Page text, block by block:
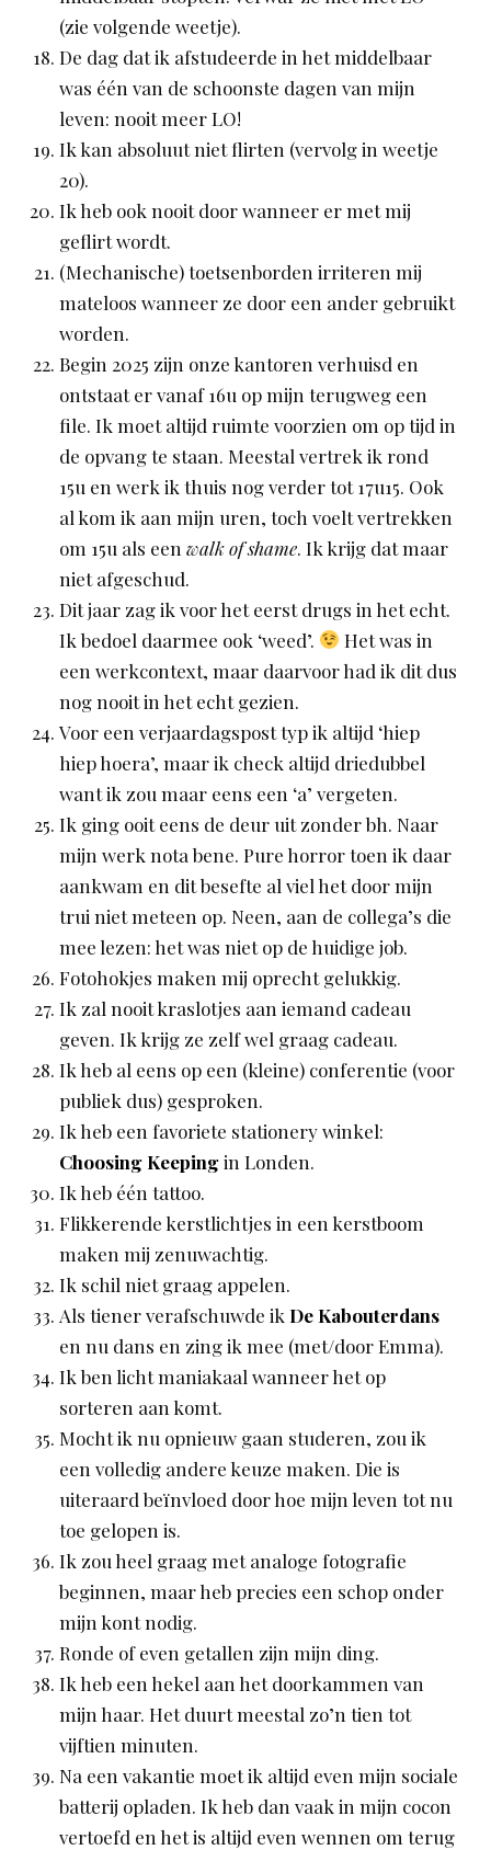
(zie volgende weetje).
De dag dat ik afstudeerde in het middelbaar
was één van de schoonste dagen van mijn
leven: nooit meer LO!
Ik kan absoluut niet flirten (vervolg in weetje
20).
Ik heb ook nooit door wanneer er met mij
geflirt wordt.
(Mechanische) toetsenborden irriteren mij
mateloos wanneer ze door een ander gebruikt
worden.
Begin 2025 zijn onze kantoren verhuisd en
ontstaat er vanaf 16u op mijn terugweg een
file. Ik moet altijd ruimte voorzien om op tijd in
de opvang te staan. Meestal vertrek ik rond
15u en werk ik thuis nog verder tot 17u15. Ook
al kom ik aan mijn uren, toch voelt vertrekken
om 15u als een walk of shame. Ik krijg dat maar
niet afgeschud.
Dit jaar zag ik voor het eerst drugs in het echt.
Ik bedoel daarmee ook ‘weed’.
Het was in
een werkcontext, maar daarvoor had ik dit dus
nog nooit in het echt gezien.
Voor een verjaardagspost typ ik altijd ‘hiep
hiep hoera’, maar ik check altijd driedubbel
want ik zou maar eens een ‘a’ vergeten.
Ik ging ooit eens de deur uit zonder bh. Naar
mijn werk nota bene. Pure horror toen ik daar
aankwam en dit besefte al viel het door mijn
trui niet meteen op. Neen, aan de collega’s die
mee lezen: het was niet op de huidige job.
Fotohokjes maken mij oprecht gelukkig.
Ik zal nooit kraslotjes aan iemand cadeau
geven. Ik krijg ze zelf wel graag cadeau.
Ik heb al eens op een (kleine) conferentie (voor
publiek dus) gesproken.
Ik heb een favoriete stationery winkel:
Choosing Keepingin Londen.
Ik heb één tattoo.
Flikkerende kerstlichtjes in een kerstboom
maken mij zenuwachtig.
Ik schil niet graag appelen.
Als tiener verafschuwde ik De Kabouterdans
en nu dans en zing ik mee (met/door Emma).
Ik ben licht maniakaal wanneer het op
sorteren aan komt.
Mocht ik nu opnieuw gaan studeren, zou ik
een volledig andere keuze maken. Die is
uiteraard beïnvloed door hoe mijn leven tot nu
toe gelopen is.
Ik zou heel graag met analoge fotografie
beginnen, maar heb precies een schop onder
mijn kont nodig.
Ronde of even getallen zijn mijn ding.
Ik heb een hekel aan het doorkammen van
mijn haar. Het duurt meestal zo’n tien tot
vijftien minuten.
Na een vakantie moet ik altijd even mijn sociale
batterij opladen. Ik heb dan vaak in mijn cocon
vertoefd en het is altijd even wennen om terug